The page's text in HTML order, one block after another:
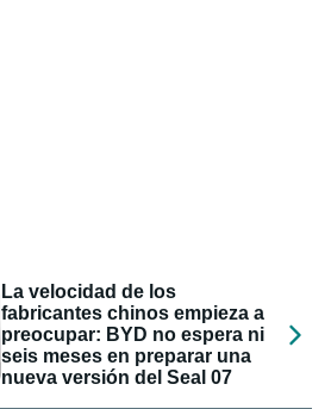
La velocidad de los
fabricantes chinos empieza a
preocupar: BYD no espera ni
seis meses en preparar una
nueva versión del Seal 07